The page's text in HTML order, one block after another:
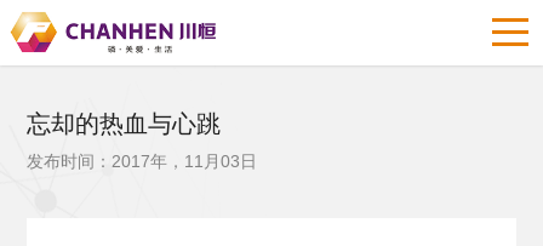
忘却的热血与心跳
发布时间：2017年，11月03日